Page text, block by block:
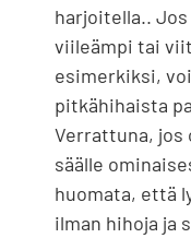
harjoitella..
viileämpi tai
esimerkiksi,
pitkähihaista
Verrattuna, jos
säälle
huomata, että
ilman hihoja ja